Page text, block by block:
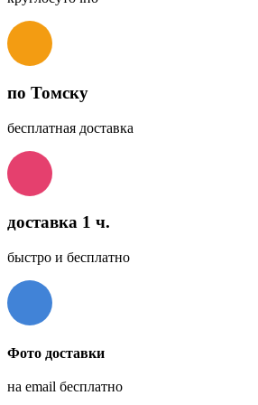
по Томску
бесплатная доставка
доставка 1 ч.
быстро и бесплатно
Фото доставки
на email бесплатно